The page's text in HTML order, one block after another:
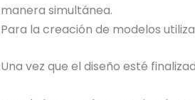
manera simultánea.
Para la creación de modelos
Una vez que el diseño esté